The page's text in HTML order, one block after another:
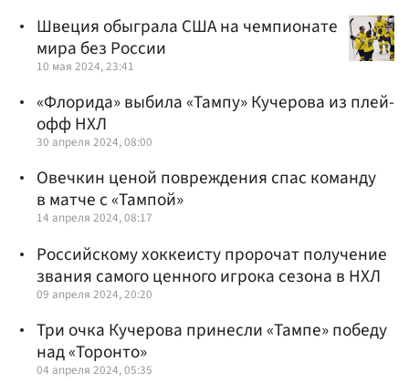
Швеция обыграла США на чемпионате
мира без России
10 мая 2024, 23:41
«Флорида» выбила «Тампу» Кучерова из плей-
офф НХЛ
30 апреля 2024, 08:00
Овечкин ценой повреждения спас команду
в матче с «Тампой»
14 апреля 2024, 08:17
Российскому хоккеисту пророчат получение
звания самого ценного игрока сезона в НХЛ
09 апреля 2024, 20:20
Три очка Кучерова принесли «Тампе» победу
над «Торонто»
04 апреля 2024, 05:35